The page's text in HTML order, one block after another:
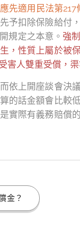
先適用民法第
予扣除保險給付
規定之本意。 強
，性質上屬於被
害人雙重受償，
依上開座談會決
的話金額會比較
實際有義務賠償
金？